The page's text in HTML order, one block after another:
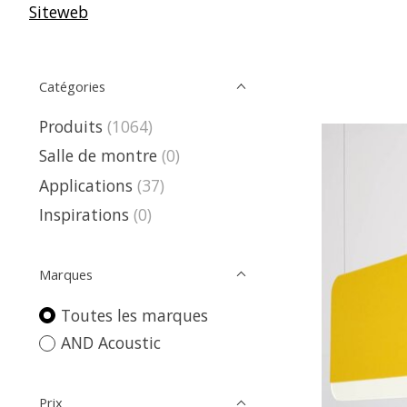
Siteweb
Catégories
Produits (1064)
Salle de montre (0)
Applications (37)
Inspirations (0)
Marques
Toutes les marques
AND Acoustic
Prix